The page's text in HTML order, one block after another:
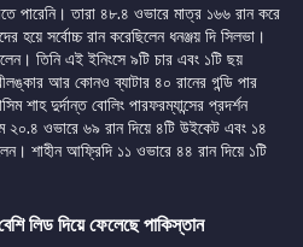
পারেনি। তারা ৪৮.৪ ওভারে মাত্র ১৬৬ রান করে
সর্বোচ্চ রান করেছিলেন ধনঞ্জয় দি সিলভা।
তিনি এই ইনিংসে ৯টি চার এবং ১টি ছয়
আর কোনও ব্যাটার ৪০ রানের গন্ডি পার
শাহ দুর্দান্ত বোলিং পারফরম্যান্সের প্রদর্শন
২০.৪ ওভারে ৬৯ রান দিয়ে ৪টি উইকেট এবং ১৪
শাহীন আফ্রিদি ১১ ওভারে ৪৪ রান দিয়ে ১টি
লিড দিয়ে ফেলেছে পাকিস্তান